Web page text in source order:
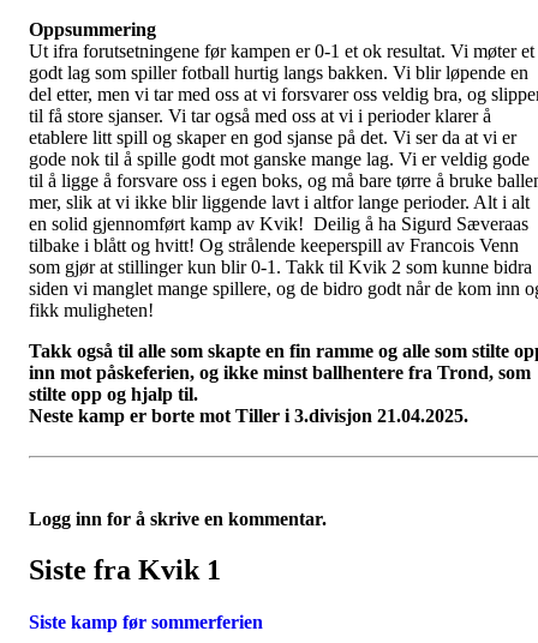
Oppsummering
Ut ifra forutsetningene før kampen er 0-1 et ok resultat. Vi møter et
godt lag som spiller fotball hurtig langs bakken. Vi blir løpende en
del etter, men vi tar med oss at vi forsvarer oss veldig bra, og
til få store sjanser. Vi tar også med oss at vi i perioder klarer å
etablere litt spill og skaper en god sjanse på det. Vi ser da at vi er
gode nok til å spille godt mot ganske mange lag. Vi er veldig gode
til å ligge å forsvare oss i egen boks, og må bare tørre å bruke
mer, slik at vi ikke blir liggende lavt i altfor lange perioder. Alt i alt
en solid gjennomført kamp av Kvik! Deilig å ha Sigurd Sæveraas
tilbake i blått og hvitt! Og strålende keeperspill av Francois Venn
som gjør at stillinger kun blir 0-1. Takk til Kvik 2 som kunne bidra
siden vi manglet mange spillere, og de bidro godt når de kom inn
fikk muligheten!
Takk også til alle som skapte en fin ramme og alle som stilte
inn mot påskeferien, og ikke minst ballhentere fra Trond, som
stilte opp og hjalp til.
Neste kamp er borte mot Tiller i 3.divisjon 21.04.2025.
Logg inn for å skrive en kommentar.
Siste fra Kvik 1
Siste kamp før sommerferien